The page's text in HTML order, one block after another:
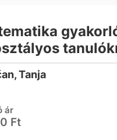
megy!
Tanja
ár
Ft